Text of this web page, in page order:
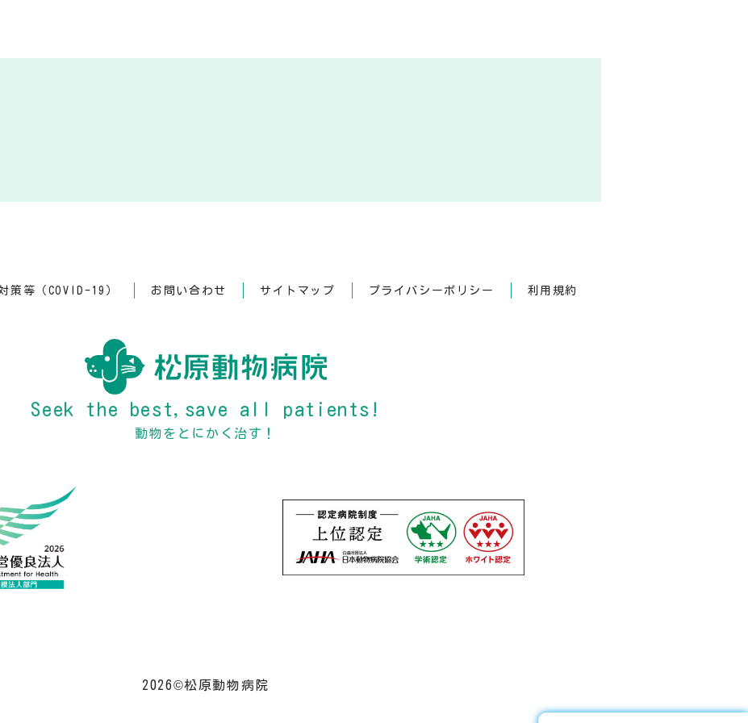
策等（COVID-19） お問い合わせ サイトマップ プライバシーポリシー 利用規約
Seek the best,save all patients!
動物をとにかく治す！
2026©松原動物病院